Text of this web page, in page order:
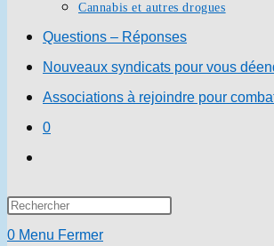
Cannabis et autres drogues
Questions – Réponses
Nouveaux syndicats pour vous
Associations à rejoindre pour
0
search
Press
0 Menu Fermer